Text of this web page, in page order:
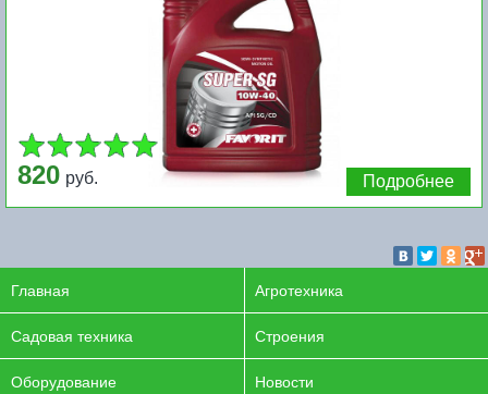
820 руб. Подробнее
Главная Агротехника
Садовая техника Строения
Оборудование Новости